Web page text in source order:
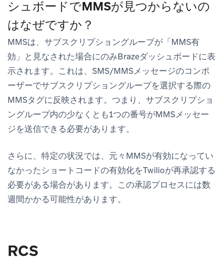
シュボードでMMSが見つからないの
はなぜですか？
MMSは、サブスクリプショングループが「MMS有
効」と見なされた場合にのみBrazeダッシュボードに表
示されます。これは、SMS/MMSメッセージのコンポ
ーザーでサブスクリプショングループを選択する際の
MMSタグに反映されます。つまり、サブスクリプショ
ングループ内の少なくとも1つの番号がMMSメッセー
ジを送信できる必要があります。
さらに、特定の状況では、元々MMSが有効になってい
なかったショートコードの有効化をTwilioが再承認する
必要がある場合があります。この承認プロセスには数
週間かかる可能性があります。
RCS